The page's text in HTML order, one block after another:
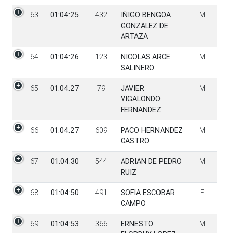
63 01:04:25 432
IÑIGO BENGOA
GONZALEZ DE
ARTAZA
M
64 01:04:26 123
NICOLAS ARCE
SALINERO
M
65 01:04:27 79
JAVIER
VIGALONDO
FERNANDEZ
M
66 01:04:27 609
PACO HERNANDEZ
CASTRO
M
67 01:04:30 544
ADRIAN DE PEDRO
RUIZ
M
68 01:04:50 491
SOFIA ESCOBAR
CAMPO
F
69 01:04:53 366
ERNESTO
M